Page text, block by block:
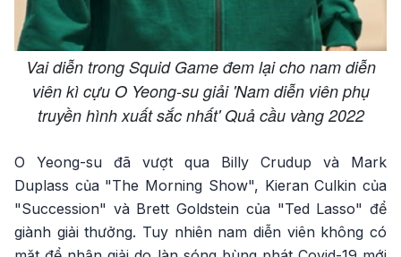
Vai diễn trong Squid Game đem lại cho nam diễn
viên kì cựu O Yeong-su giải 'Nam diễn viên phụ
truyền hình xuất sắc nhất' Quả cầu vàng 2022
O Yeong-su đã vượt qua Billy Crudup và Mark
Duplass của "The Morning Show", Kieran Culkin của
"Succession" và Brett Goldstein của "Ted Lasso" để
giành giải thưởng. Tuy nhiên nam diễn viên không có